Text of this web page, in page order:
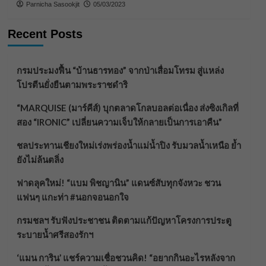
Parnicha Sasookjit 05/03/2023
Recent Posts
กรมประมงฟื้น “บ้านธารทอง” จากป่าเสื่อมโทรม สู่แหล่ง
โปรตีนยั่งยืนตามพระราชดำริ
“MARQUISE (มาร์คีส์) บุกตลาดโกลบอลต่อเนื่อง ส่งซิงเกิลที่
สอง “IRONIC” เปลี่ยนความเจ็บให้กลายเป็นการเอาคืน”
ชลประทานเชียงใหม่เร่งพร่องน้ำแม่น้ำปิง รับมวลน้ำเหนือ ย้ำ
ยังไม่ล้นตลิ่ง
ฟาดลุคใหม่! “แบม พิชญานิน” แดนซ์สับทุกจังหวะ ชวน
แฟนๆ แกะท่า #นอกจอนอกใจ
กรมชลฯ รับฟังประชาชน ติดตามแก้ปัญหาโครงการประตู
ระบายน้ำศรีสองรักฯ
‘แมน การิน’ แชร์ความเชื่อชวนคิด! “อยากกินอะไรหลังจาก